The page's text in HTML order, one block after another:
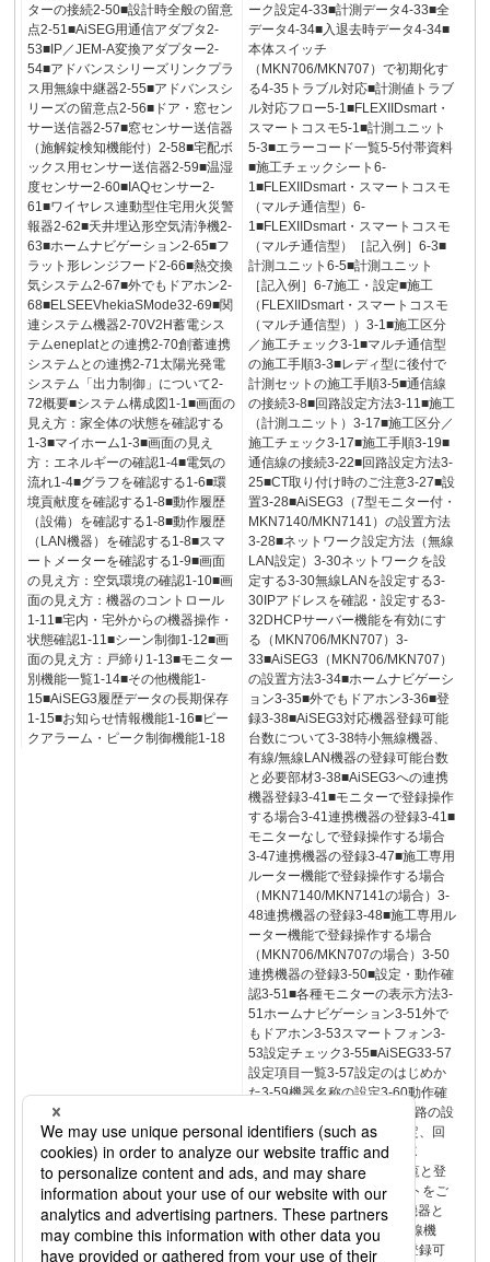
ターの接続2-50■設計時全般の留意
点2-51■AiSEG用通信アダプタ2-
53■IP／JEM-A変換アダプター2-
54■アドバンスシリーズリンクプラ
ス用無線中継器2-55■アドバンスシ
リーズの留意点2-56■ドア・窓セン
サー送信器2-57■窓センサー送信器
（施解錠検知機能付）2-58■宅配ボ
ックス用センサー送信器2-59■温湿
度センサー2-60■IAQセンサー2-
61■ワイヤレス連動型住宅用火災警
報器2-62■天井埋込形空気清浄機2-
63■ホームナビゲーション2-65■フ
ラット形レンジフード2-66■熱交換
気システム2-67■外でもドアホン2-
68■ELSEEVhekiaSMode32-69■関
連システム機器2-70V2H蓄電シス
テムeneplatとの連携2-70創蓄連携
システムとの連携2-71太陽光発電
システム「出力制御」について2-
72概要■システム構成図1-1■画面の
見え方：家全体の状態を確認する
1-3■マイホーム1-3■画面の見え
方：エネルギーの確認1-4■電気の
流れ1-4■グラフを確認する1-6■環
境貢献度を確認する1-8■動作履歴
（設備）を確認する1-8■動作履歴
（LAN機器）を確認する1-8■スマ
ートメーターを確認する1-9■画面
の見え方：空気環境の確認1-10■画
面の見え方：機器のコントロール
1-11■宅内・宅外からの機器操作・
状態確認1-11■シーン制御1-12■画
面の見え方：戸締り1-13■モニター
別機能一覧1-14■その他機能1-
15■AiSEG3履歴データの長期保存
1-15■お知らせ情報機能1-16■ピー
クアラーム・ピーク制御機能1-18
ーク設定4-33■計測データ4-33■全
データ4-34■入退去時データ4-34■
本体スイッチ
（MKN706/MKN707）で初期化す
る4-35トラブル対応■計測値トラブ
ル対応フロー5-1■FLEXIIDsmart・
スマートコスモ5-1■計測ユニット
5-3■エラーコード一覧5-5付帯資料
■施工チェックシート6-
1■FLEXIIDsmart・スマートコスモ
（マルチ通信型）6-
1■FLEXIIDsmart・スマートコスモ
（マルチ通信型）［記入例］6-3■
計測ユニット6-5■計測ユニット
［記入例］6-7施工・設定■施工
（FLEXIIDsmart・スマートコスモ
（マルチ通信型））3-1■施工区分
／施工チェック3-1■マルチ通信型
の施工手順3-3■レディ型に後付で
計測セットの施工手順3-5■通信線
の接続3-8■回路設定方法3-11■施工
（計測ユニット）3-17■施工区分／
施工チェック3-17■施工手順3-19■
通信線の接続3-22■回路設定方法3-
25■CT取り付け時のご注意3-27■設
置3-28■AiSEG3（7型モニター付・
MKN7140/MKN7141）の設置方法
3-28■ネットワーク設定方法（無線
LAN設定）3-30ネットワークを設
定する3-30無線LANを設定する3-
30IPアドレスを確認・設定する3-
32DHCPサーバー機能を有効にす
る（MKN706/MKN707）3-
33■AiSEG3（MKN706/MKN707）
の設置方法3-34■ホームナビゲーシ
ョン3-35■外でもドアホン3-36■登
録3-38■AiSEG3対応機器登録可能
台数について3-38特小無線機器、
有線/無線LAN機器の登録可能台数
と必要部材3-38■AiSEG3への連携
機器登録3-41■モニターで登録操作
する場合3-41連携機器の登録3-41■
モニターなしで登録操作する場合
3-47連携機器の登録3-47■施工専用
ルーター機能で登録操作する場合
（MKN7140/MKN7141の場合）3-
48連携機器の登録3-48■施工専用ル
ーター機能で登録操作する場合
（MKN706/MKN707の場合）3-50
連携機器の登録3-50■設定・動作確
認3-51■各種モニターの表示方法3-
51ホームナビゲーション3-51外で
もドアホン3-53スマートフォン3-
53設定チェック3-55■AiSEG33-57
設定項目一覧3-57設定のはじめか
た3-59機器名称の設定3-60動作確
認3-61AiSEG3からの計測回路の設
定方法（回路設定、機能設定、回
路名称設定）3-63ＩＮＤＥＸ
123456AiSEG3対応機器一覧と登
録方法についてはWEBサイトをご
確認ください•AiSEG3対応機器と
ルーター登録方法•特定小無線機
器、有線・無線LAN機器の登録可